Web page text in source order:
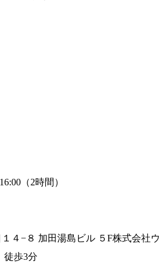
（2時間）
４−８ 加田湯島ビル ５F株式会社
歩3分